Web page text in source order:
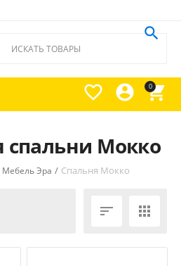
0




спальни Мокко
Мебель Эра / Спальня Мокко
 